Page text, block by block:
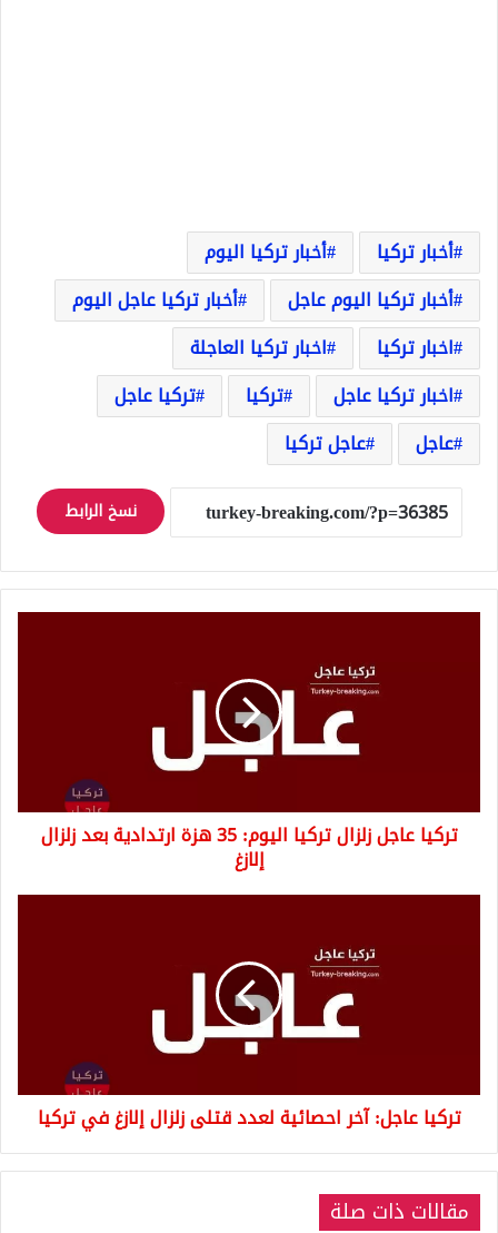
أخبار تركيا
أخبار تركيا اليوم
أخبار تركيا اليوم عاجل
أخبار تركيا عاجل اليوم
اخبار تركيا
اخبار تركيا العاجلة
اخبار تركيا عاجل
تركيا
تركيا عاجل
عاجل
عاجل تركيا
نسخ الرابط
بعد
زلزال
تركيا عاجل زلزال تركيا اليوم: 35 هزة ارتدادية بعد زلزال
إلازغ
في
تركياتركيا عاجل: آخر احصائية لعدد قتلى زلزال إلازغ في تركيا
مقالات ذات صلة